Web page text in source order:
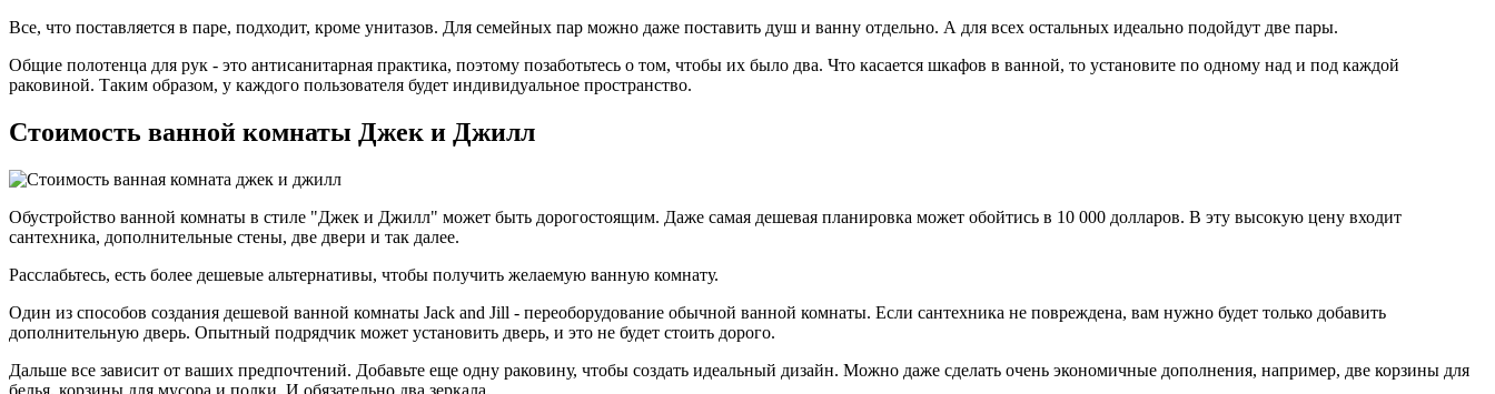
Все, что поставляется в паре, подходит, кроме унитазов. Для семейных пар можно даже поставить душ и ванну отдельно. А для всех остальных идеально подойдут две пары.
Общие полотенца для рук - это антисанитарная практика, поэтому позаботьтесь о том, чтобы их было два. Что касается шкафов в ванной, то установите по одному над и под каждой
раковиной. Таким образом, у каждого пользователя будет индивидуальное пространство.
Стоимость ванной комнаты Джек и Джилл
Обустройство ванной комнаты в стиле "Джек и Джилл" может быть дорогостоящим. Даже самая дешевая планировка может обойтись в 10 000 долларов. В эту высокую цену входит
сантехника, дополнительные стены, две двери и так далее.
Расслабьтесь, есть более дешевые альтернативы, чтобы получить желаемую ванную комнату.
Один из способов создания дешевой ванной комнаты Jack and Jill - переоборудование обычной ванной комнаты. Если сантехника не повреждена, вам нужно будет только добавить
дополнительную дверь. Опытный подрядчик может установить дверь, и это не будет стоить дорого.
Дальше все зависит от ваших предпочтений. Добавьте еще одну раковину, чтобы создать идеальный дизайн. Можно даже сделать очень экономичные дополнения, например, две корзины для
белья, корзины для мусора и полки. И обязательно два зеркала.